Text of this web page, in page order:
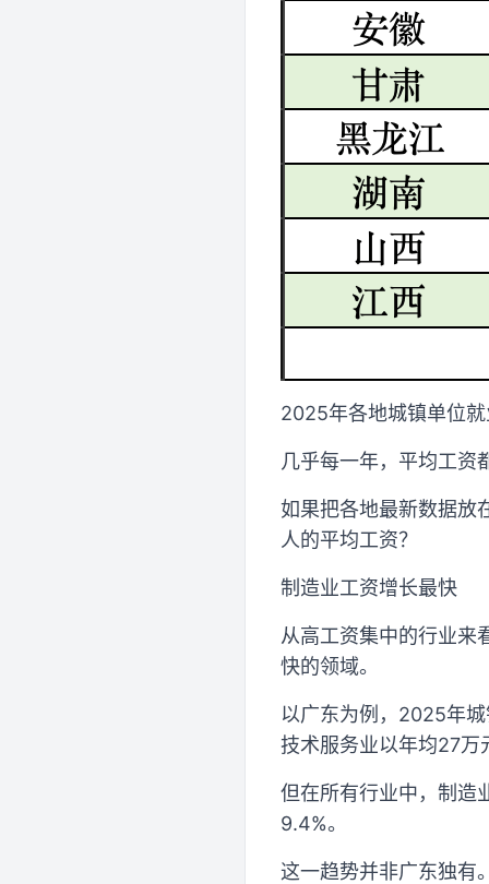
2025年各地城镇单位
几乎每一年，平均工资
如果把各地最新数据放
人的平均工资？
制造业工资增长最快
从高工资集中的行业来
快的领域。
以广东为例，2025年
技术服务业以年均27万
但在所有行业中，制造
9.4%。
这一趋势并非广东独有